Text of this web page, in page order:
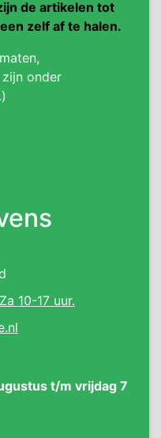
de artikelen tot
zelf af te halen.
onder
10-17 uur.
t/m vrijdag 7